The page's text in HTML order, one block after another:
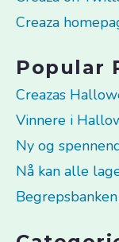
Creaza
Popular
Creazas
Vinnere i
Ny og
Nå kan alle